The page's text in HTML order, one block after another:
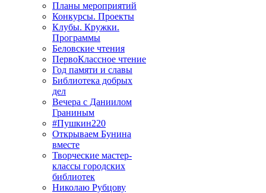
Планы мероприятий
Конкурсы. Проекты
Клубы. Кружки.
Программы
Беловские чтения
ПервоКлассное чтение
Год памяти и славы
Библиотека добрых
дел
Вечера с Даниилом
Граниным
#Пушкин220
Открываем Бунина
вместе
Творческие мастер-
классы городских
библиотек
Николаю Рубцову